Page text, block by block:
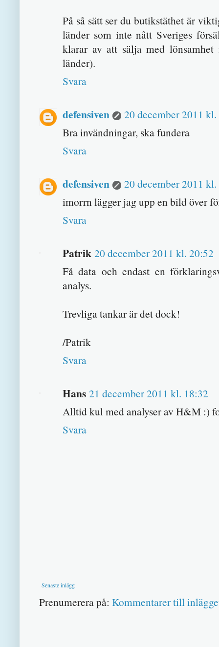
På så sätt ser du butikstäthet är
länder som inte nått Sveriges
klarar av att sälja med lönsamhet
länder).
Svara
defensiven
20 december 2011
Bra invändningar, ska fundera
Svara
defensiven
20 december 2011
imorrn lägger jag upp en bild över
Svara
Patrik 20 december 2011 kl. 20:52
Få data och endast en
analys.
Trevliga tankar är det dock!
/Patrik
Svara
Hans 21 december 2011 kl. 18:32
Alltid kul med analyser av H&M :)
Svara
Senaste inlägg
Prenumerera på: Kommentarer till